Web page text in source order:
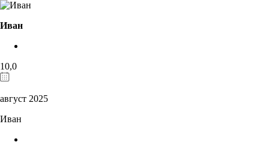
Иван
10,0
август 2025
Иван